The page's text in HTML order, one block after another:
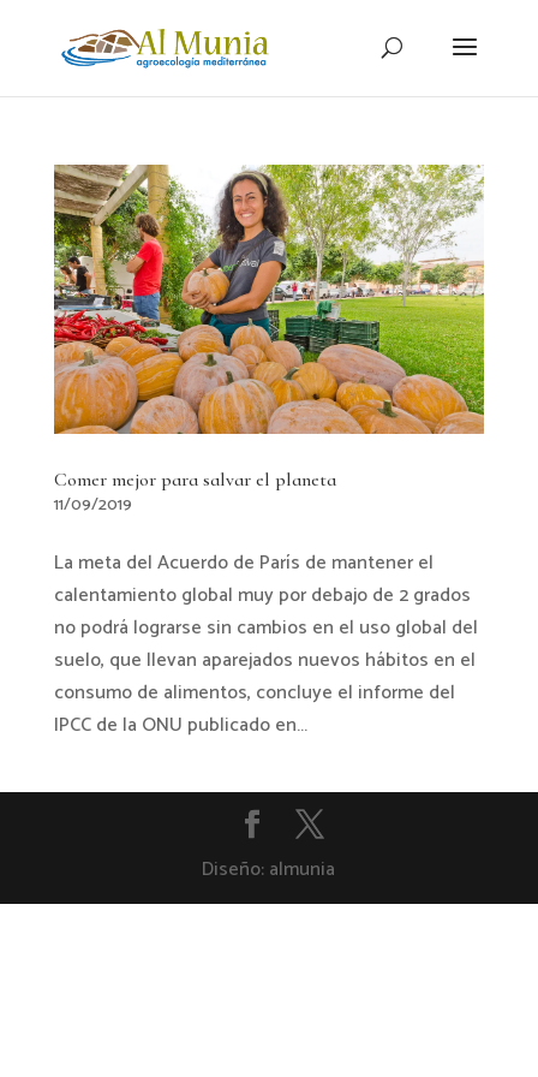
Comer mejor para salvar el planeta
11/09/2019
La meta del Acuerdo de París de mantener el
calentamiento global muy por debajo de 2 grados
no podrá lograrse sin cambios en el uso global del
suelo, que llevan aparejados nuevos hábitos en el
consumo de alimentos, concluye el informe del
IPCC de la ONU publicado en...
Diseño: almunia